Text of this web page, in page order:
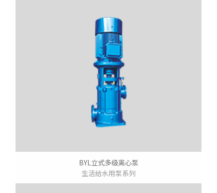
BYL立式多级离心泵
生活给水用泵系列